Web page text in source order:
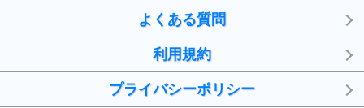
よくある質問
利用規約
プライバシーポリシー